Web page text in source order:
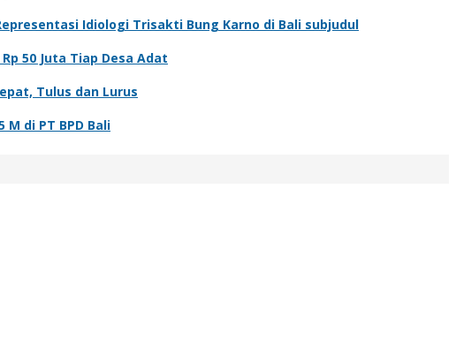
Idiologi Trisakti Bung Karno di Bali subjudul
50 Juta Tiap Desa Adat
Tulus dan Lurus
di PT BPD Bali